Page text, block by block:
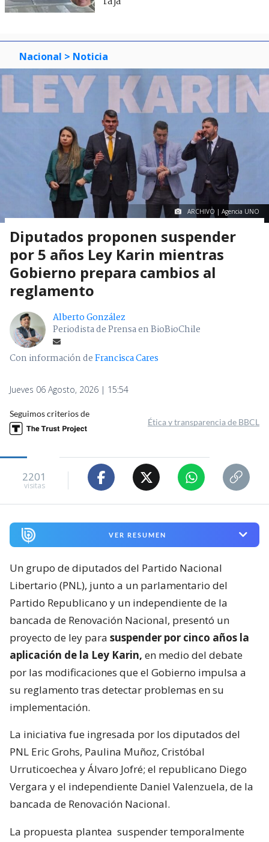
Nacional > Noticia
ARCHIVO | Agencia UNO
Diputados proponen suspender
por 5 años Ley Karin mientras
Gobierno prepara cambios al
reglamento
Alberto González
Periodista de Prensa en BioBioChile
Con información deFrancisca Cares
Jueves 06 Agosto, 2026 | 15:54
Seguimos criterios de
Ética y transparencia de BBCL
2201
visitas
VER RESUMEN
Un grupo de diputados del Partido Nacional
Libertario (PNL), junto a un parlamentario del
Partido Republicano y un independiente de la
bancada de Renovación Nacional, presentó un
proyecto de ley para suspender por cinco años la
aplicación de la Ley Karin, en medio del debate
por las modificaciones que el Gobierno impulsa a
su reglamento tras detectar problemas en su
implementación.
La iniciativa fue ingresada por los diputados del
PNL Eric Grohs, Paulina Muñoz, Cristóbal
Urruticoechea y Álvaro Jofré; el republicano Diego
Vergara y el independiente Daniel Valenzuela, de la
bancada de Renovación Nacional.
La propuesta plantea suspender temporalmente